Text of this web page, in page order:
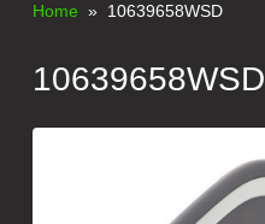
Home » 10639658WSD
10639658WSD